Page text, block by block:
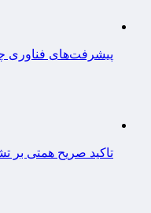
پیشرفت‌های فناوری
تاکید صریح همتی بر